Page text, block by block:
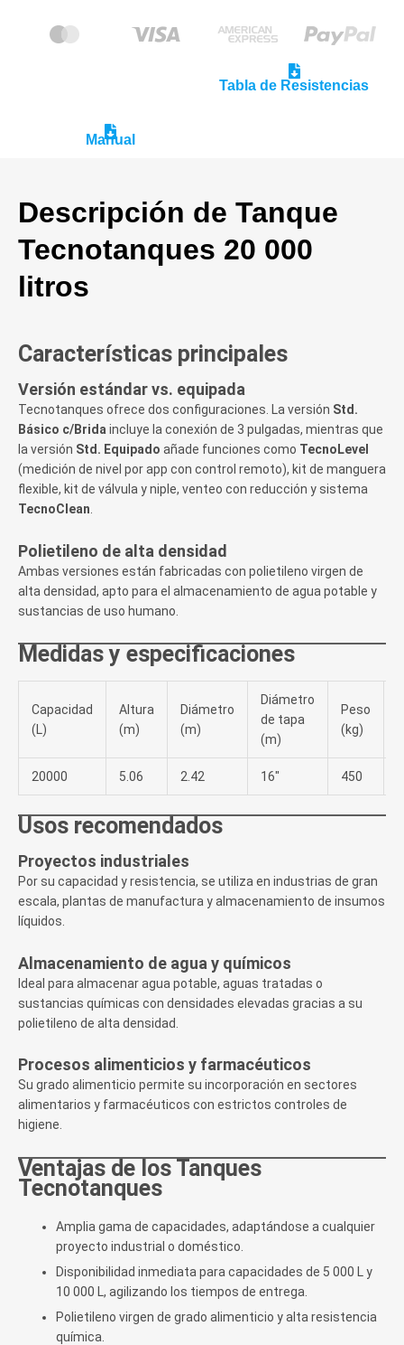
Tabla de Resistencias
Manual
Descripción de Tanque
Tecnotanques 20 000
litros
Características principales
Versión estándar vs. equipada
Tecnotanques ofrece dos configuraciones. La versión Std.
Básico c/Bridaincluye la conexión de 3 pulgadas, mientras que
la versión Std. Equipado añade funciones como TecnoLevel
(medición de nivel por app con control remoto), kit de manguera
flexible, kit de válvula y niple, venteo con reducción y sistema
TecnoClean.
Polietileno de alta densidad
Ambas versiones están fabricadas con polietileno virgen de
alta densidad, apto para el almacenamiento de agua potable y
sustancias de uso humano.
Medidas y especificaciones
Capacidad
(L)
Altura
(m)
Diámetro
(m)
Diámetro
de tapa
(m)
Peso
(kg)
20000 5.06 2.42 16″ 450
Usos recomendados
Proyectos industriales
Por su capacidad y resistencia, se utiliza en industrias de gran
escala, plantas de manufactura y almacenamiento de insumos
líquidos.
Almacenamiento de agua y químicos
Ideal para almacenar agua potable, aguas tratadas o
sustancias químicas con densidades elevadas gracias a su
polietileno de alta densidad.
Procesos alimenticios y farmacéuticos
Su grado alimenticio permite su incorporación en sectores
alimentarios y farmacéuticos con estrictos controles de
higiene.
Ventajas de los Tanques
Tecnotanques
Amplia gama de capacidades, adaptándose a cualquier
proyecto industrial o doméstico.
Disponibilidad inmediata para capacidades de 5 000 L y
10 000 L, agilizando los tiempos de entrega.
Polietileno virgen de grado alimenticio y alta resistencia
química.